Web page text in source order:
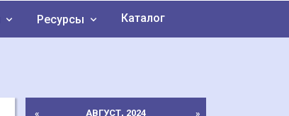
Ресурсы Каталог
« АВГУСТ, 2024 »